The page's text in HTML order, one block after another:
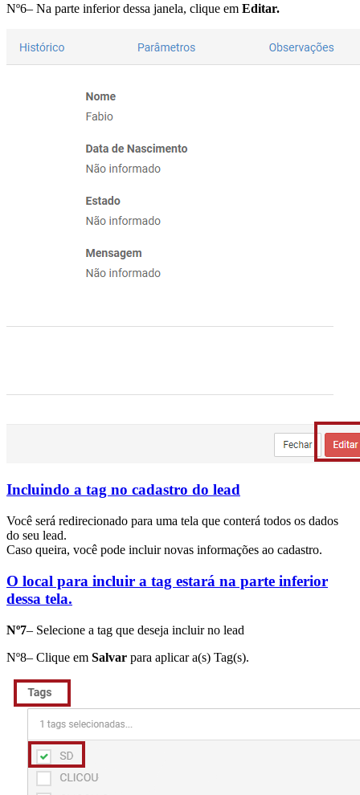
Nº6– Na parte inferior dessa janela, clique em Editar.
Incluindo a tag no cadastro do lead
Você será redirecionado para uma tela que conterá todos os dados
do seu lead.
Caso queira, você pode incluir novas informações ao cadastro.
O local para incluir a tag estará na parte inferior
dessa tela.
Nº7– Selecione a tag que deseja incluir no lead
Nº8– Clique em Salvar para aplicar a(s) Tag(s).